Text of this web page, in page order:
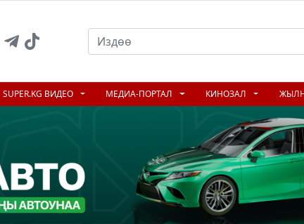
SUPER.KG ВИДЕО МЕДИА-ПОРТАЛ КИНОЗАЛ